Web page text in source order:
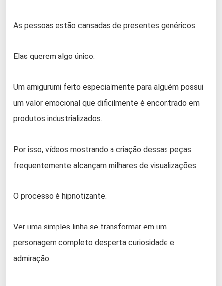
As pessoas estão cansadas de presentes genéricos.
Elas querem algo único.
Um amigurumi feito especialmente para alguém possui
um valor emocional que dificilmente é encontrado em
produtos industrializados.
Por isso, vídeos mostrando a criação dessas peças
frequentemente alcançam milhares de visualizações.
O processo é hipnotizante.
Ver uma simples linha se transformar em um
personagem completo desperta curiosidade e
admiração.